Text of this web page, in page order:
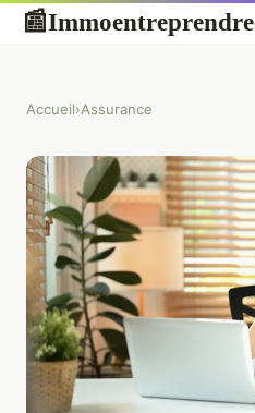
📰Immoentreprendre
Accueil›Assurance